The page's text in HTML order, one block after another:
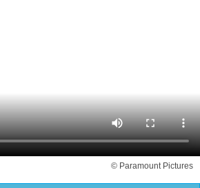
© Paramount Pictures